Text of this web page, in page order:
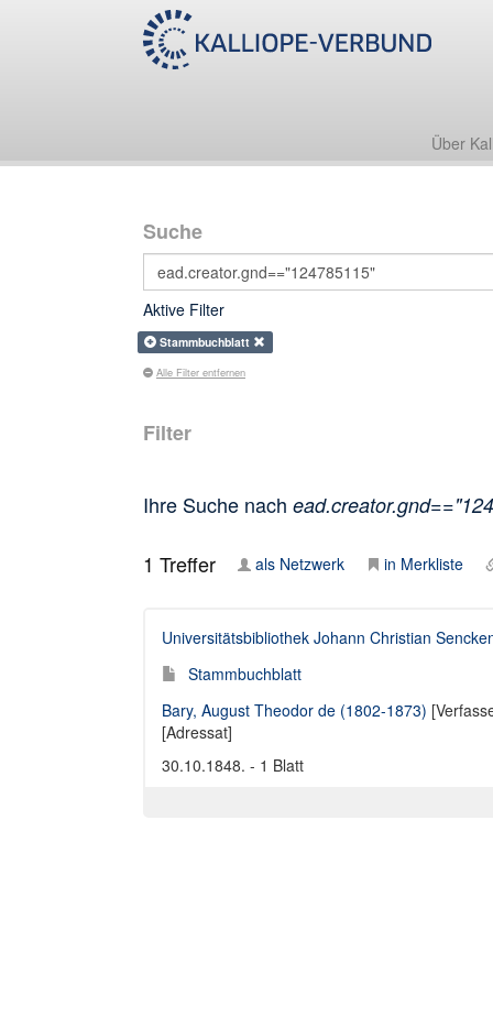
Über
Suche
Aktive Filter
Stammbuchblatt
Alle Filter entfernen
Filter
Ihre Suche nach
1 Treffer als Netzwerk in Merkliste
Universitätsbibliothek Johann Christian
Stammbuchblatt
Bary, August Theodor de (1802-1873)
[Adressat]
30.10.1848. - 1 Blatt